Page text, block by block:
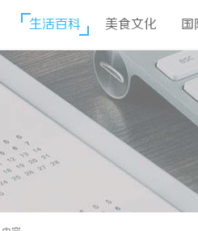
生活百科 美食文化 国